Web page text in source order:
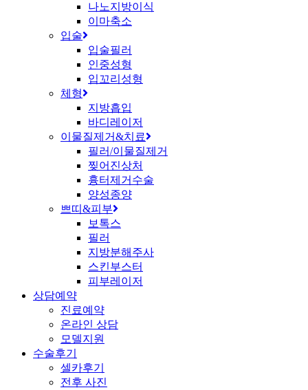
나노지방이식
이마축소
입술
입술필러
인중성형
입꼬리성형
체형
지방흡입
바디레이저
이물질제거&치료
필러/이물질제거
찢어진상처
흉터제거수술
양성종양
쁘띠&피부
보톡스
필러
지방분해주사
스킨부스터
피부레이저
상담예약
진료예약
온라인 상담
모델지원
수술후기
셀카후기
전후 사진